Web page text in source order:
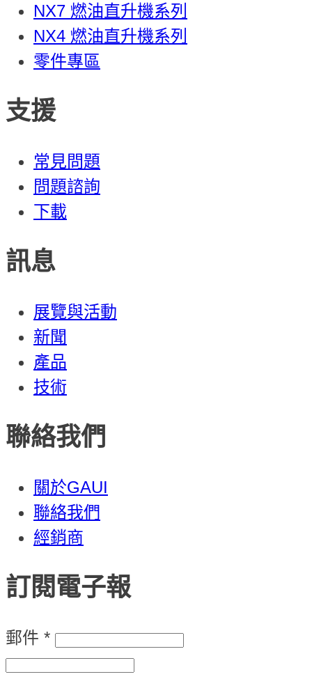
NX7 燃油直升機系列
NX4 燃油直升機系列
零件專區
支援
常見問題
問題諮詢
下載
訊息
展覽與活動
新聞
產品
技術
聯絡我們
關於GAUI
聯絡我們
經銷商
訂閱電子報
郵件 *